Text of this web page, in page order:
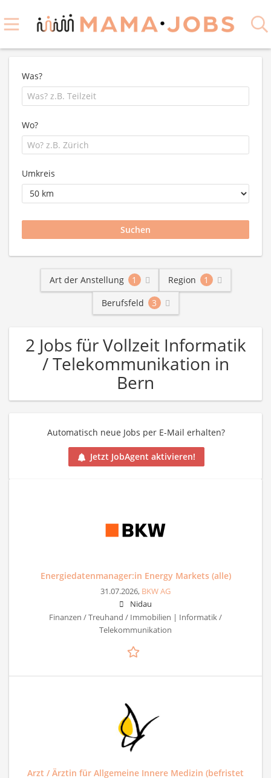
Was?
Wo?
Umkreis
Art der Anstellung 1 Region
1
Berufsfeld
3
2 Jobs für Vollzeit Informatik
/ Telekommunikation in
Bern
Automatisch neue Jobs per E-Mail erhalten?
Jetzt JobAgent aktivieren!
Energiedatenmanager:in Energy Markets (alle)
31.07.2026, BKW AG
Nidau
Finanzen / Treuhand / Immobilien | Informatik /
Telekommunikation
Arzt / Ärztin für Allgemeine Innere Medizin (befristet